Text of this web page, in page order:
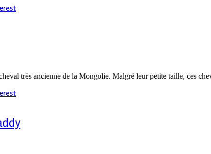
très ancienne de la Mongolie. Malgré leur petite taille, ces